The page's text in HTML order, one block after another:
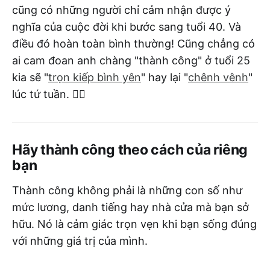
cũng có những người chỉ cảm nhận được ý
nghĩa của cuộc đời khi bước sang tuổi 40. Và
điều đó hoàn toàn bình thường! Cũng chẳng có
ai cam đoan anh chàng "thành công" ở tuổi 25
kia sẽ "trọn kiếp bình yên" hay lại "chênh vênh"
lúc tứ tuần. 🤷‍♂️
Hãy thành công theo cách của riêng
bạn
Thành công không phải là những con số như
mức lương, danh tiếng hay nhà cửa mà bạn sở
hữu. Nó là cảm giác trọn vẹn khi bạn sống đúng
với những giá trị của mình.